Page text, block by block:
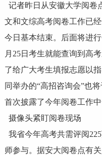
记者昨日从安徽大学阅卷
文和文综高考阅卷工作已
今日基本结束。后面将进
月25日考生就能查询到高
了给广大考生填报志愿以
同举办的“高招咨询会”也
首次披露了今年阅卷工作
摄像头紧盯阅卷现场
我省今年高考共需评阅
师参与。据安大阅卷点有